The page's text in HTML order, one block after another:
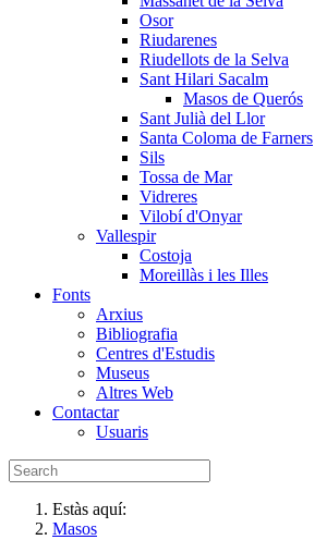
Osor
Riudarenes
Riudellots de la Selva
Sant Hilari Sacalm
Masos de Querós
Sant Julià del Llor
Santa Coloma de Farners
Sils
Tossa de Mar
Vidreres
Vilobí d'Onyar
Vallespir
Costoja
Moreillàs i les Illes
Fonts
Arxius
Bibliografia
Centres d'Estudis
Museus
Altres Web
Contactar
Usuaris
Estàs aquí:
Masos